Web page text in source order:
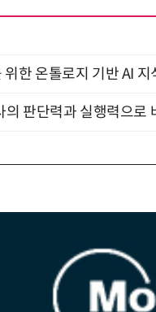
한 온톨로지 기반 AI
의 판단력과 실행력으로